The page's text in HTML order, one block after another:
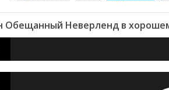
Обещанный Неверленд в хорошем